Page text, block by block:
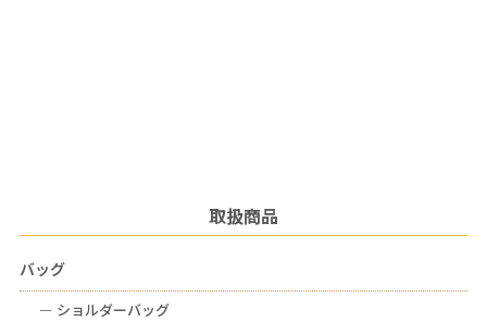
取扱商品
バッグ
ー ショルダーバッグ